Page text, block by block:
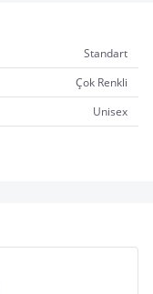
Standart
Çok Renkli
Unisex